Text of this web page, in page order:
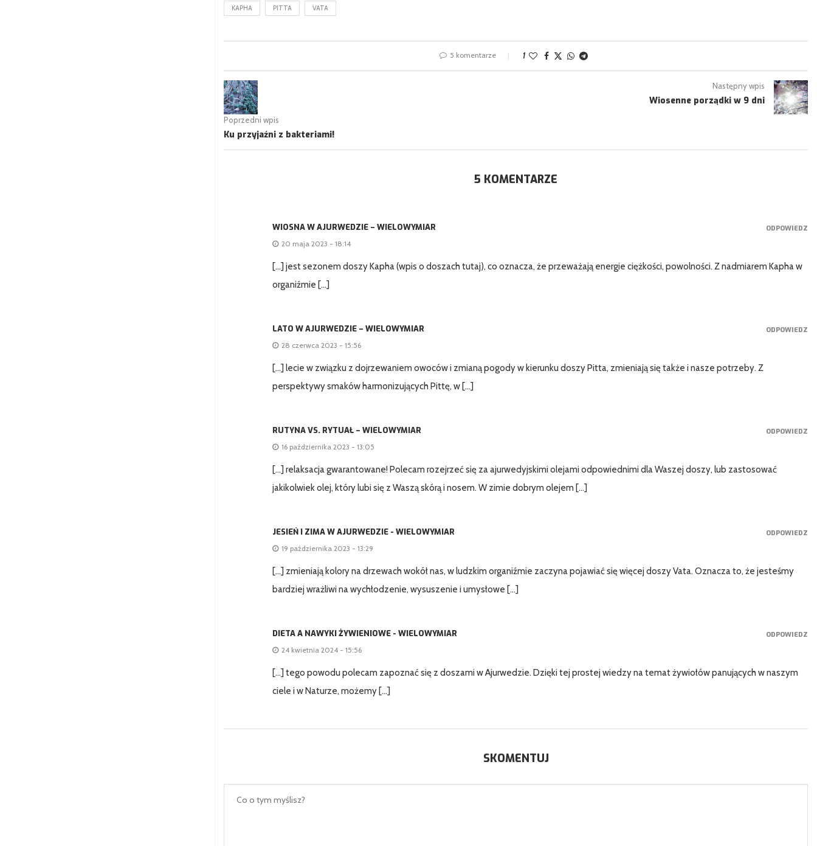
KAPHA PITTA VATA
5 komentarze 1
Poprzedni wpis
Ku przyjaźni z bakteriami!
Następny wpis
Wiosenne porządki w 9 dni
5 KOMENTARZE
WIOSNA W AJURWEDZIE – WIELOWYMIAR
20 maja 2023 - 18:14
[…] jest sezonem doszy Kapha (wpis o doszach tutaj), co oznacza, że przeważają energie ciężkości, powolności. Z nadmiarem Kapha w
organiźmie […]
ODPOWIEDZ
LATO W AJURWEDZIE – WIELOWYMIAR
28 czerwca 2023 - 15:56
[…] lecie w związku z dojrzewaniem owoców i zmianą pogody w kierunku doszy Pitta, zmieniają się także i nasze potrzeby. Z
perspektywy smaków harmonizujących Pittę, w […]
ODPOWIEDZ
RUTYNA VS. RYTUAŁ – WIELOWYMIAR
16 października 2023 - 13:05
[…] relaksacja gwarantowane! Polecam rozejrzeć się za ajurwedyjskimi olejami odpowiednimi dla Waszej doszy, lub zastosować
jakikolwiek olej, który lubi się z Waszą skórą i nosem. W zimie dobrym olejem […]
ODPOWIEDZ
JESIEŃ I ZIMA W AJURWEDZIE - WIELOWYMIAR
19 października 2023 - 13:29
[…] zmieniają kolory na drzewach wokół nas, w ludzkim organiźmie zaczyna pojawiać się więcej doszy Vata. Oznacza to, że jesteśmy
bardziej wrażliwi na wychłodzenie, wysuszenie i umysłowe […]
ODPOWIEDZ
DIETA A NAWYKI ŻYWIENIOWE - WIELOWYMIAR
24 kwietnia 2024 - 15:56
[…] tego powodu polecam zapoznać się z doszami w Ajurwedzie. Dzięki tej prostej wiedzy na temat żywiołów panujących w naszym
ciele i w Naturze, możemy […]
ODPOWIEDZ
SKOMENTUJ